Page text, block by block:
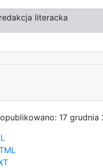
literacka
17 grudnia